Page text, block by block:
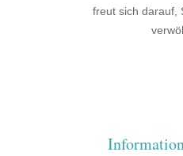
freut sich darauf,